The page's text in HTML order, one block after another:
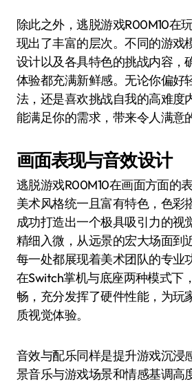
除此之外，逃脱游戏R00M10在
现出了丰富的层次。不同的游戏
设计以及各具特色的挑战内容，
体验都充满新鲜感。无论你偏好
法，还是喜欢挑战自我的高难度
能满足你的需求，带来令人满意
画面表现与音效设计
逃脱游戏R00M10在画面方面的
美术风格统一且富有特色，色彩
成功打造出一个极具吸引力的视
精细入微，从远景的宏大场面到
每一处都展现着美术团队的专业
在Switch掌机与底座两种模式下
畅，充分发挥了硬件性能，为玩
质视觉体验。
音效与配乐同样是提升游戏沉浸
景音乐与游戏场景和情感基调高